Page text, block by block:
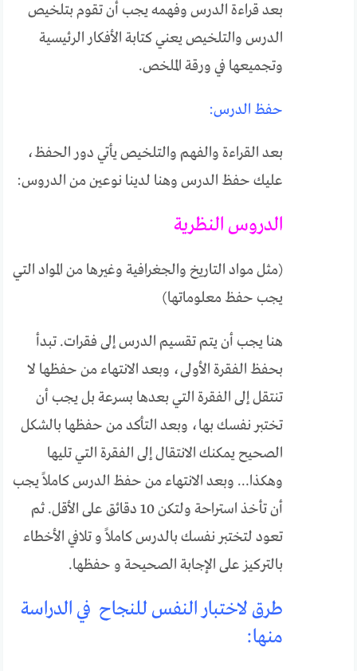
بعد قراءة الدرس وفهمه يجب أن تقوم بتلخيص
الدرس والتلخيص يعني كتابة الأفكار الرئيسية
وتجميعها في ورقة الملخص.
حفظ الدرس:
بعد القراءة والفهم والتلخيص يأتي دور الحفظ،
عليك حفظ الدرس وهنا لدينا نوعين من الدروس:
الدروس النظرية
(مثل مواد التاريخ والجغرافية وغيرها من المواد التي
يجب حفظ معلوماتها)
هنا يجب أن يتم تقسيم الدرس إلى فقرات. تبدأ
بحفظ الفقرة الأولى، وبعد الانتهاء من حفظها لا
تنتقل إلى الفقرة التي بعدها بسرعة بل يجب أن
تختبر نفسك بها، وبعد التأكد من حفظها بالشكل
الصحيح يمكنك الانتقال إلى الفقرة التي تليها
وهكذا… وبعد الانتهاء من حفظ الدرس كاملاً يجب
أن تأخذ استراحة ولتكن 10 دقائق على الأقل. ثم
تعود لتختبر نفسك بالدرس كاملاً و تلافي الأخطاء
بالتركيز على الإجابة الصحيحة و حفظها.
طرق لاختبار النفس للنجاح في الدراسة
منها: